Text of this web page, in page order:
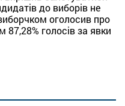
до виборів не
оголосив про
87,28% голосів за явки